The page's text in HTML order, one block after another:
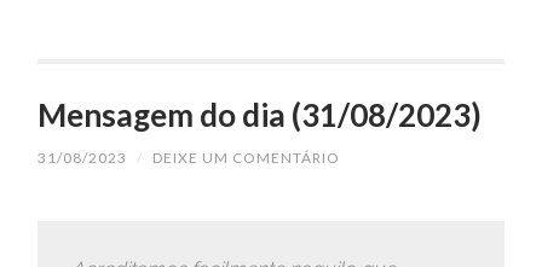
Mensagem do dia (31/08/2023)
31/08/2023 / DEIXE UM COMENTÁRIO